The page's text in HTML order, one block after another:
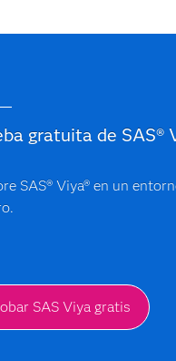
gratuita de SAS®
SAS® Viya® en un
SAS Viya gratis